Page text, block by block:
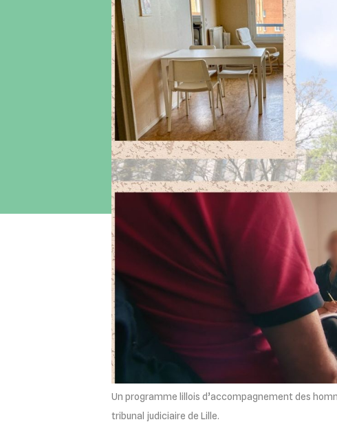
Un programme lillois d’accompagnement des
tribunal judiciaire de Lille.